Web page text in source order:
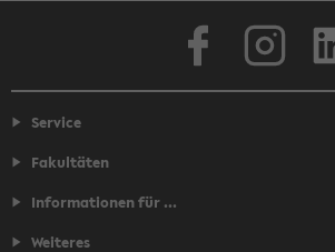
Service
Fakultäten
Informationen für ...
Weiteres